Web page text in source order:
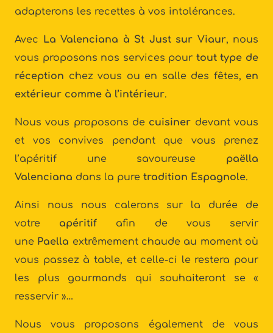
adapterons les recettes à vos intolérances.
Avec La Valenciana à St Just sur Viaur, nous
vous proposons nos services pour tout type de
réception chez vous ou en salle des fêtes, en
extérieur comme à l’intérieur.
Nous vous proposons de cuisiner devant vous
et vos convives pendant que vous prenez
l’apéritif une savoureuse
paëlla
Valenciana dans la pure tradition Espagnole.
Ainsi nous nous calerons sur la durée de
votre
apéritif
afin de vous servir
une Paella extrêmement chaude au moment où
vous passez à table, et celle-ci le restera pour
les plus gourmands qui souhaiteront se «
resservir »…
Nous vous proposons également de vous